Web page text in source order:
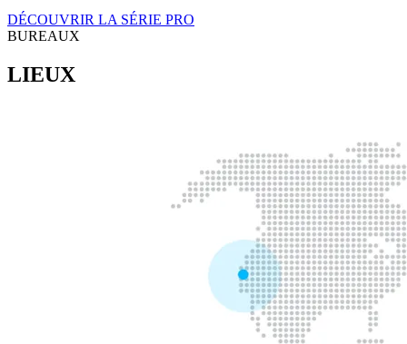
DÉCOUVRIR LA SÉRIE PRO
BUREAUX
LIEUX